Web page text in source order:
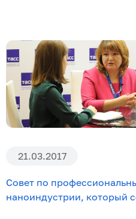
21.03.2017
Совет по
наноиндустрии, который